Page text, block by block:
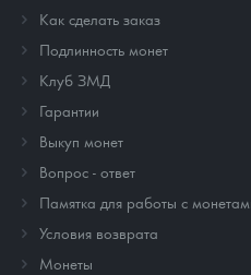
Как сделать заказ
Подлинность монет
Клуб ЗМД
Гарантии
Выкуп монет
Вопрос - ответ
Памятка для работы с
Условия возврата
Монеты